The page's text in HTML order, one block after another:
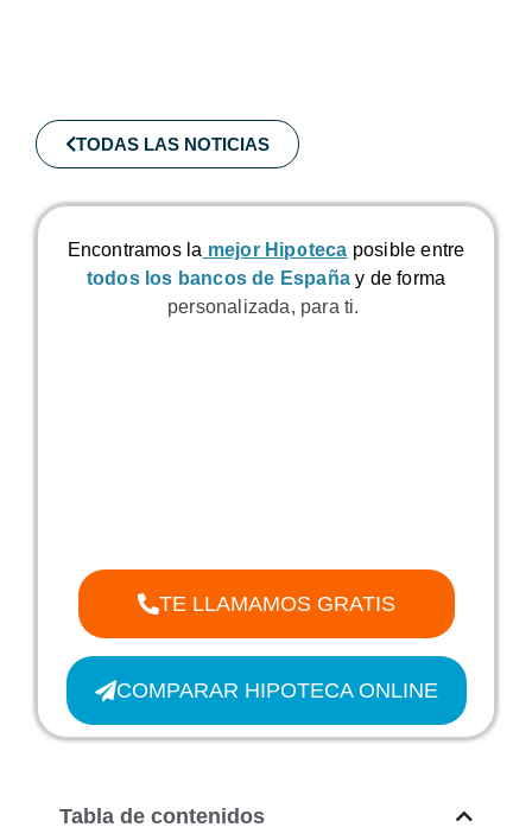
TODAS LAS NOTICIAS
Encontramos la mejor Hipoteca posible entre
todos los bancos de España y de forma
personalizada, para ti.
TE LLAMAMOS GRATIS
COMPARAR HIPOTECA ONLINE
Tabla de contenidos